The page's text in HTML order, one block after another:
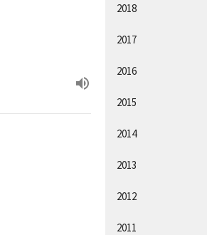
2018
2017
2016
2015
2014
2013
2012
2011